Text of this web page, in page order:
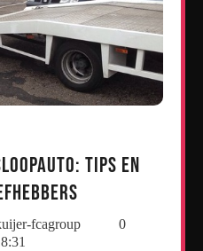
Tips en
fcagroup
0